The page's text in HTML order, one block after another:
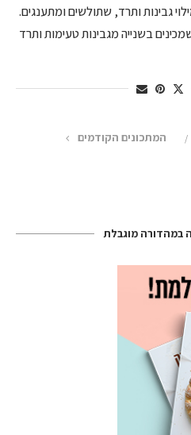
גבינות ותרד, שתולשים ומתענגים.
בשנייה מגבינות טעימות ותרד
המתכונים הקודמים
במהדורה מוגבלת